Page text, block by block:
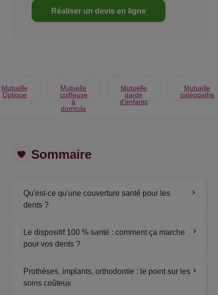
Réaliser un devis en ligne
Mutuelle
Optique
Mutuelle
coiffeuse
à
domicile
Mutuelle
garde
d'enfants
Mutuelle
ostéopathe
Sommaire
Qu'est-ce qu'une couverture santé pour les
dents ?
Le dispositif 100 % santé : comment ça marche
pour vos dents ?
Prothèses, implants, orthodontie : le point sur les
soins coûteux